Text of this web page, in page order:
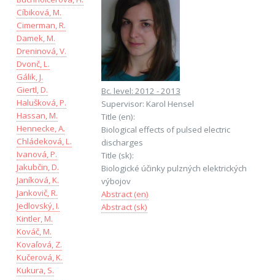
Cíbiková, M.
Cimerman, R.
Damek, M.
Dreninová, V.
Dvonč, L.
Gálik, J.
Giertl, D.
Halušková, P.
Hassan, M.
Hennecke, A.
Chládeková, L.
Ivanová, P.
Jakubčin, D.
Janíková, K.
Jankovič, R.
Jedlovský, I.
Kintler, M.
Kováč, M.
Kovaľová, Z.
Kučerová, K.
Kukura, S.
Bc. level: 2012 - 2013
Supervisor: Karol Hensel
Title (en):
Biological effects of pulsed electric
discharges
Title (sk):
Biologické účinky pulzných elektrických
výbojov
Abstract (en)
Abstract (sk)